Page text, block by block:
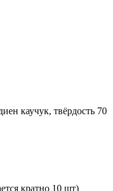
каучук, твёрдость 70
кратно 10 шт)